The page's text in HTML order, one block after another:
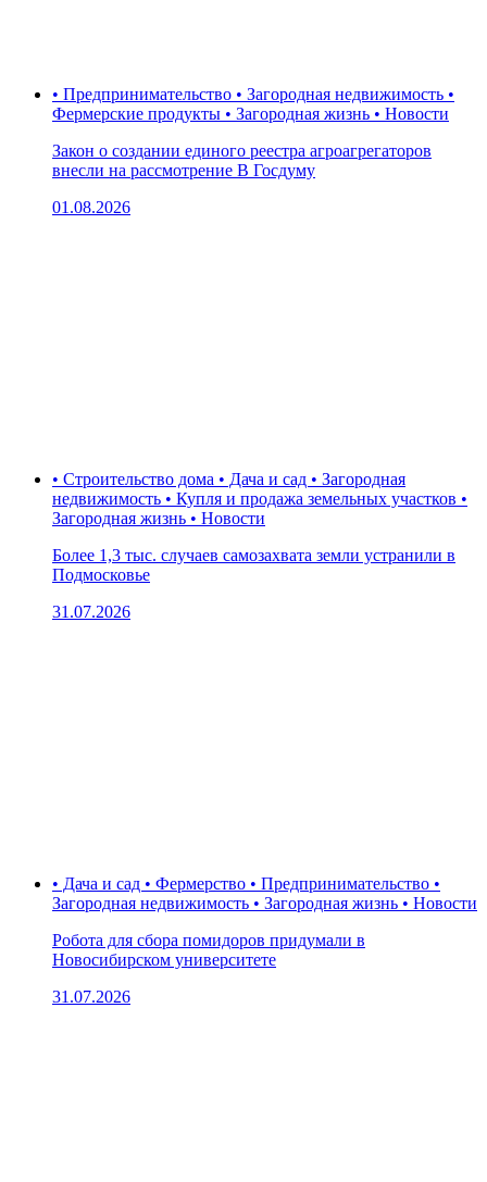
• Предпринимательство • Загородная недвижимость •
Фермерские продукты • Загородная жизнь • Новости
Закон о создании единого реестра агроагрегаторов
внесли на рассмотрение В Госдуму
01.08.2026
• Строительство дома • Дача и сад • Загородная
недвижимость • Купля и продажа земельных участков •
Загородная жизнь • Новости
Более 1,3 тыс. случаев самозахвата земли устранили в
Подмосковье
31.07.2026
• Дача и сад • Фермерство • Предпринимательство •
Загородная недвижимость • Загородная жизнь • Новости
Робота для сбора помидоров придумали в
Новосибирском университете
31.07.2026